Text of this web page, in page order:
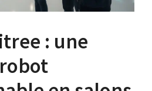
: une